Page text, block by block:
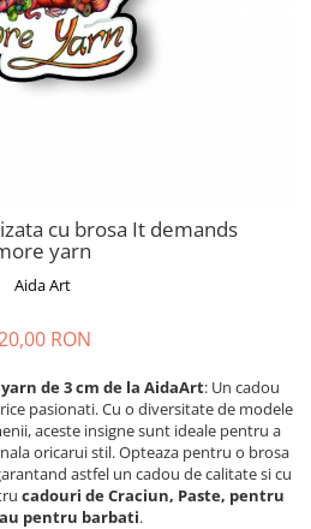
cu brosa It demands
yarn
Aida Art
RON
de 3 cm de la AidaArt: Un cadou
pasionati. Cu o diversitate de modele
aceste insigne sunt ideale pentru a
oricarui stil. Opteaza pentru o brosa
astfel un cadou de calitate si cu
cadouri de Craciun, Paste, pentru
pentru barbati.